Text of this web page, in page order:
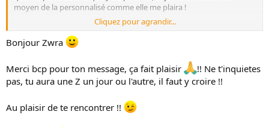
n
moyen de la personnalisé comme elle me plaira !
Merci pour tout ce que tu as partager dans ce topic ! Ta Z est
incroyable !
Bonne continuation à toi et bonne route en Z !
Au plaisir de se croiser quelque part !
Cordialement
Zwra
Cliquez pour agrandir...
Bonjour Zwra
Merci bcp pour ton message, ça fait plaisir
!! Ne t'inquietes
pas, tu aura une Z un jour ou l'autre, il faut y croire !!
Au plaisir de te rencontrer !!